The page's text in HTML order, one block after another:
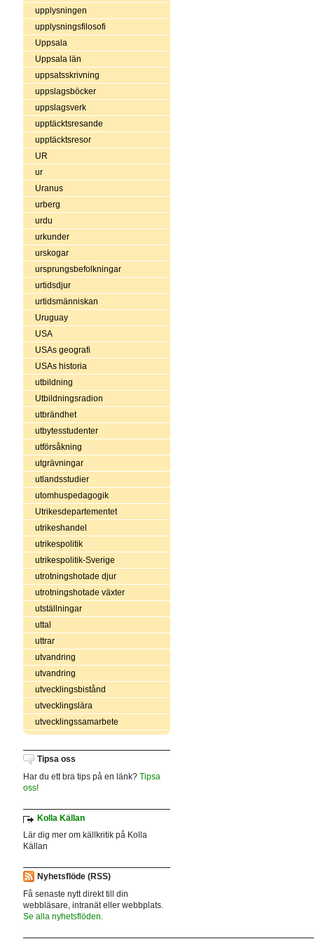
upplysningen
upplysningsfilosofi
Uppsala
Uppsala län
uppsatsskrivning
uppslagsböcker
uppslagsverk
upptäcktsresande
upptäcktsresor
UR
ur
Uranus
urberg
urdu
urkunder
urskogar
ursprungsbefolkningar
urtidsdjur
urtidsmänniskan
Uruguay
USA
USAs geografi
USAs historia
utbildning
Utbildningsradion
utbrändhet
utbytesstudenter
utförsåkning
utgrävningar
utlandsstudier
utomhuspedagogik
Utrikesdepartementet
utrikeshandel
utrikespolitik
utrikespolitik-Sverige
utrotningshotade djur
utrotningshotade växter
utställningar
uttal
uttrar
utvandring
utvandring
utvecklingsbistånd
utvecklingslära
utvecklingssamarbete
Tipsa oss
Har du ett bra tips på en länk? Tipsa
oss!
Kolla Källan
Lär dig mer om källkritik på Kolla
Källan
Nyhetsflöde (RSS)
Få senaste nytt direkt till din
webbläsare, intranät eller webbplats.
Se alla nyhetsflöden.